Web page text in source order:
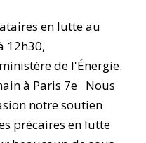
en lutte au
12h30,
de l'Énergie.
à Paris 7e Nous
notre soutien
précaires en lutte